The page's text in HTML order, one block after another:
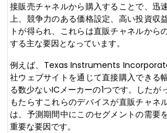
接販売チャネルから購入することで、迅
上、競争力のある価格設定、高い投資収
トが得られ、これらは直販チャネルから
する主な要因となっています。
例えば、Texas Instruments
社ウェブサイトを通じて直接購入できる
る数少ないICメーカーの1つです。したが
もたらすこれらのデバイスが直販チャネ
は、予測期間中にこのセグメントの需要
重要な要因です。